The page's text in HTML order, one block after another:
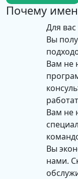
Почему
Для вас
Вы
Вам не
Вам не
Вы
нами.